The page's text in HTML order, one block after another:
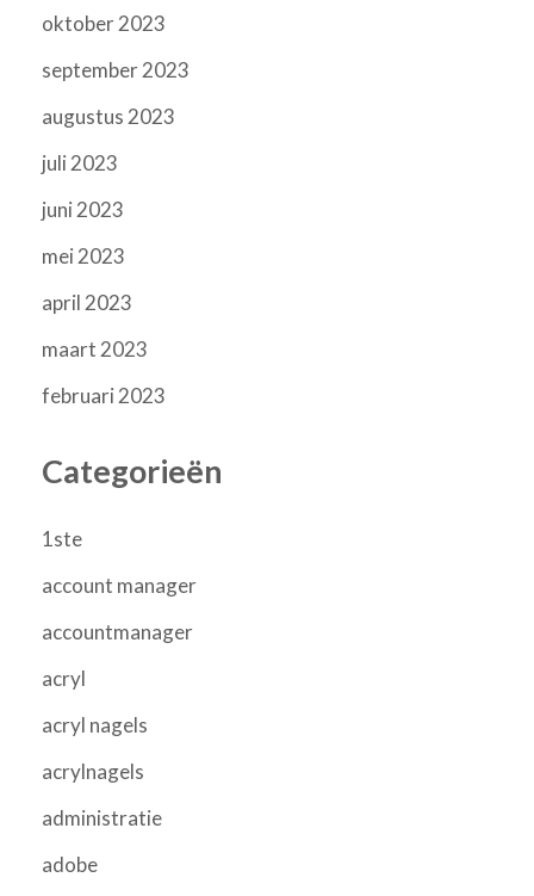
oktober 2023
september 2023
augustus 2023
juli 2023
juni 2023
mei 2023
april 2023
maart 2023
februari 2023
Categorieën
1ste
account manager
accountmanager
acryl
acryl nagels
acrylnagels
administratie
adobe